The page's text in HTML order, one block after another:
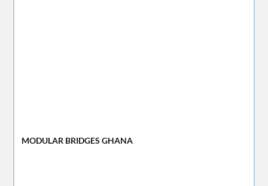
MODULAR BRIDGES GHANA